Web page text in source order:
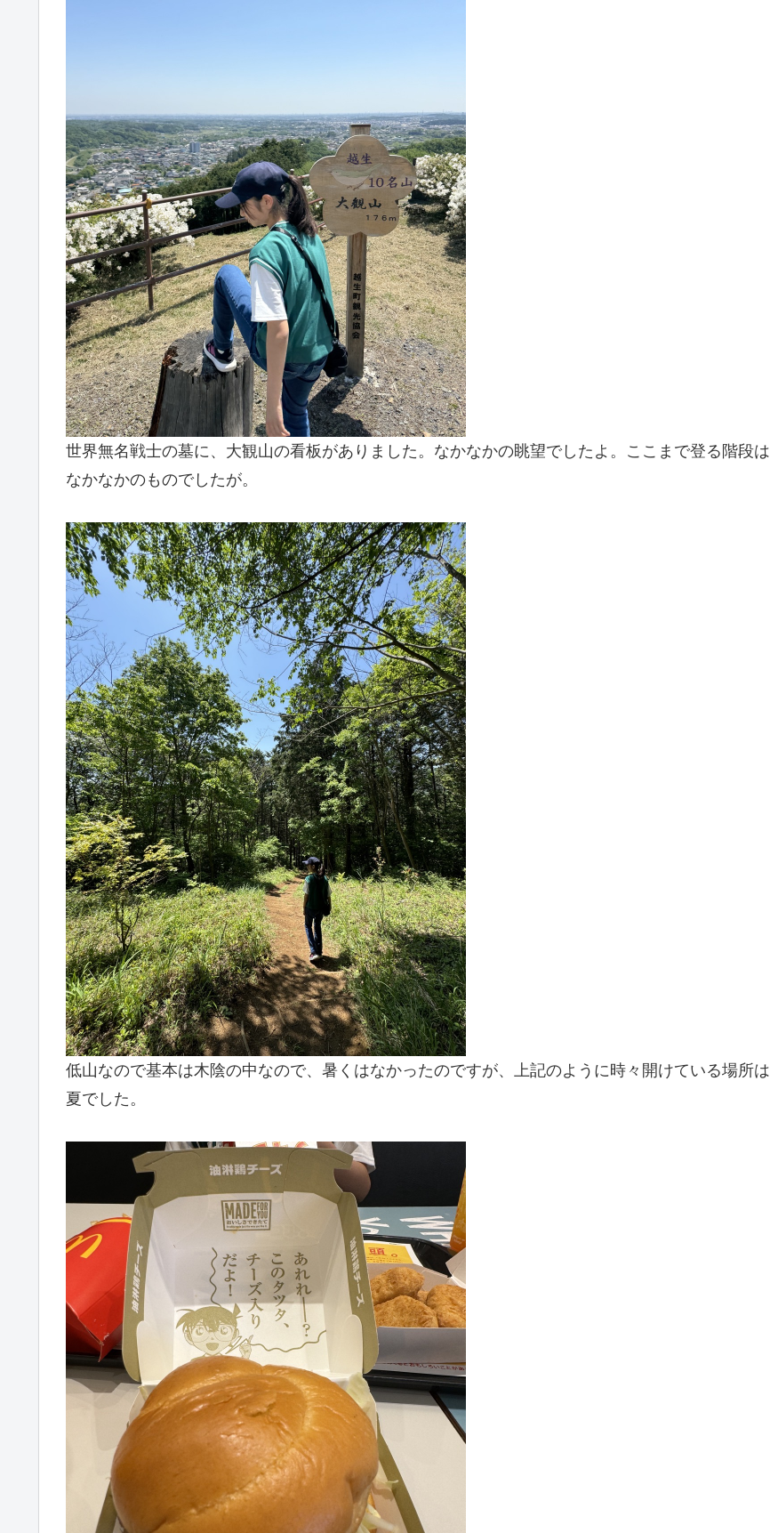
世界無名戦士の墓に、大観山の看板がありました。なかなかの眺望でしたよ。ここまで登る階段は
なかなかのものでしたが。
低山なので基本は木陰の中なので、暑くはなかったのですが、上記のように時々開けている場所は
夏でした。